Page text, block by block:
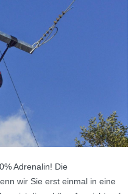
Adrenalin! Die
wir Sie erst einmal in eine